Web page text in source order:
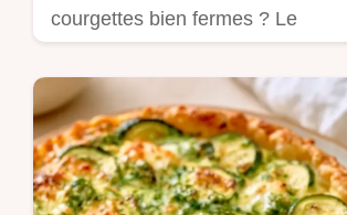
courgettes bien fermes ? Le